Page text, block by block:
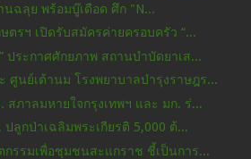
ฉลุย พร้อมบู๊เดือด ศึก "N...
รฯ เปิดรับสมัครค่ายครอบครัว “...
ประกาศศักยภาพ สถานบำบัดยาเส...
ศูนย์เต้านม โรงพยาบาลบำรุงราษฎร...
สภาลมหายใจกรุงเทพฯ และ มก. ร่...
ปลูกป่าเฉลิมพระเกียรติ 5,000 ต้...
กรรมเพื่อชุมชนสะแกราช ชี้เป็นการ...